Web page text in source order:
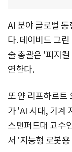
AI 분야 글로벌 동
다. 데이비드 그
술 총괄은 '피지
연한다.
또 얀 리프하르트
가 'AI 시대, 기계
스탠퍼드대 교수
서 '지능형 로봇